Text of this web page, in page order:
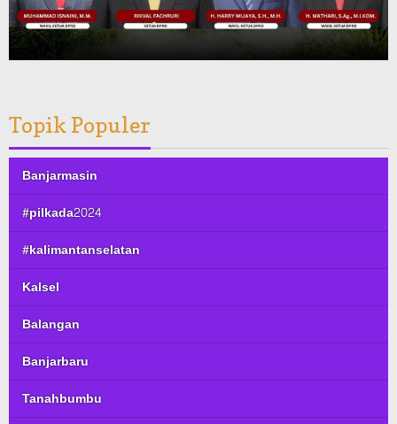
Topik Populer
Banjarmasin
#pilkada2024
#kalimantanselatan
Kalsel
Balangan
Banjarbaru
Tanahbumbu